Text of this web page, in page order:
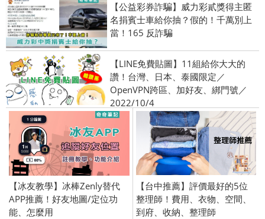
【公益彩券詐騙】威力彩貳獎得主匿
名捐賓士車給你抽？假的！千萬別上
當！165 反詐騙
【LINE免費貼圖】11組給你大大的
讚！台灣、日本、泰國限定／
OpenVPN跨區、加好友、綁門號／
2022/10/4
【冰友教學】冰棒Zenly替代
APP推薦！好友地圖/定位功
能、怎麼用
【台中推薦】評價最好的5位
整理師！費用、衣物、空間、
到府、收納、整理師